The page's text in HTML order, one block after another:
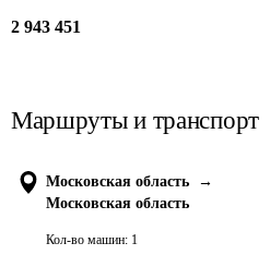
2 943 451
Маршруты и транспорт
Московская область
→
Московская область
Кол-во машин: 1